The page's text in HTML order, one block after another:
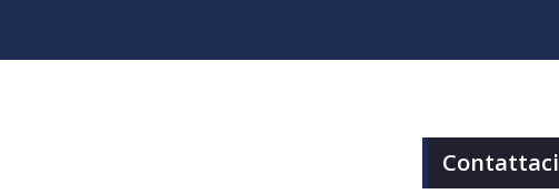
Contattaci